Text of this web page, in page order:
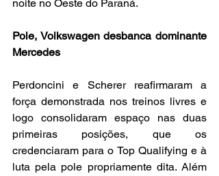
noite no Oeste do Paraná.
Pole, Volkswagen desbanca dominante
Mercedes
Perdoncini e Scherer reafirmaram a
força demonstrada nos treinos livres e
logo consolidaram espaço nas duas
primeiras posições, que os
credenciaram para o Top Qualifying e à
luta pela pole propriamente dita. Além